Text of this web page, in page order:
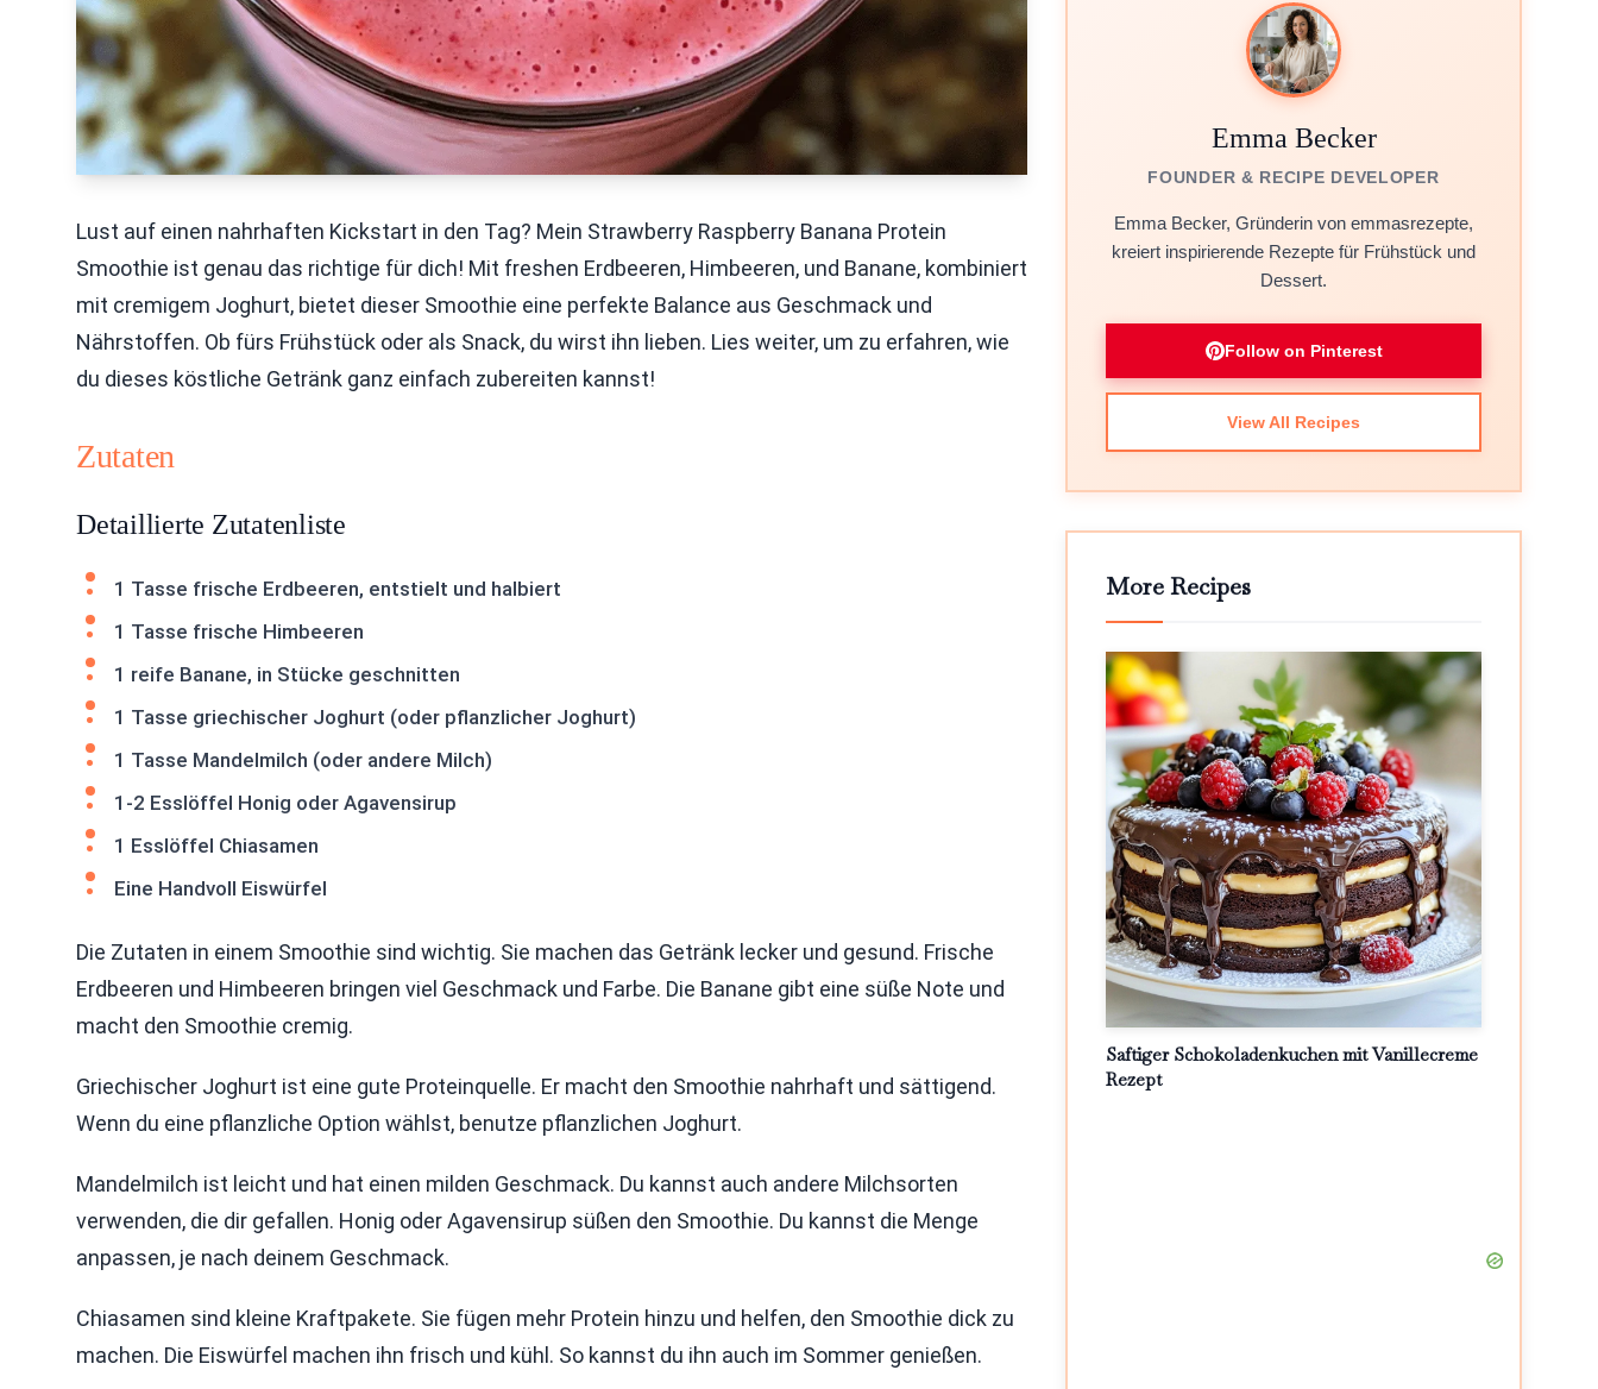
Lust auf einen nahrhaften Kickstart in den Tag? Mein Strawberry Raspberry Banana Protein
Smoothie ist genau das richtige für dich! Mit freshen Erdbeeren, Himbeeren, und Banane, kombiniert
mit cremigem Joghurt, bietet dieser Smoothie eine perfekte Balance aus Geschmack und
Nährstoffen. Ob fürs Frühstück oder als Snack, du wirst ihn lieben. Lies weiter, um zu erfahren, wie
du dieses köstliche Getränk ganz einfach zubereiten kannst!
Zutaten
Detaillierte Zutatenliste
1 Tasse frische Erdbeeren, entstielt und halbiert
1 Tasse frische Himbeeren
1 reife Banane, in Stücke geschnitten
1 Tasse griechischer Joghurt (oder pflanzlicher Joghurt)
1 Tasse Mandelmilch (oder andere Milch)
1-2 Esslöffel Honig oder Agavensirup
1 Esslöffel Chiasamen
Eine Handvoll Eiswürfel
Die Zutaten in einem Smoothie sind wichtig. Sie machen das Getränk lecker und gesund. Frische
Erdbeeren und Himbeeren bringen viel Geschmack und Farbe. Die Banane gibt eine süße Note und
macht den Smoothie cremig.
Griechischer Joghurt ist eine gute Proteinquelle. Er macht den Smoothie nahrhaft und sättigend.
Wenn du eine pflanzliche Option wählst, benutze pflanzlichen Joghurt.
Mandelmilch ist leicht und hat einen milden Geschmack. Du kannst auch andere Milchsorten
verwenden, die dir gefallen. Honig oder Agavensirup süßen den Smoothie. Du kannst die Menge
anpassen, je nach deinem Geschmack.
Chiasamen sind kleine Kraftpakete. Sie fügen mehr Protein hinzu und helfen, den Smoothie dick zu
machen. Die Eiswürfel machen ihn frisch und kühl. So kannst du ihn auch im Sommer genießen.
Emma Becker
FOUNDER & RECIPE DEVELOPER
Emma Becker, Gründerin von emmasrezepte,
kreiert inspirierende Rezepte für Frühstück und
Dessert.
Follow on Pinterest
View All Recipes
More Recipes
Saftiger Schokoladenkuchen mit Vanillecreme
Rezept